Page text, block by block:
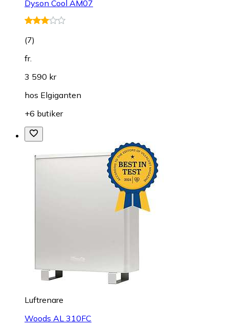
Dyson Cool AM07
(7)
fr.
3 590 kr
hos Elgiganten
+6 butiker
Luftrenare
Woods AL 310FC